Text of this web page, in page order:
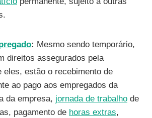
: Mesmo sendo temporário,
direitos assegurados pela
eles, estão o recebimento de
ao pago aos empregados da
da empresa, jornada de trabalho de
pagamento de horas extras,